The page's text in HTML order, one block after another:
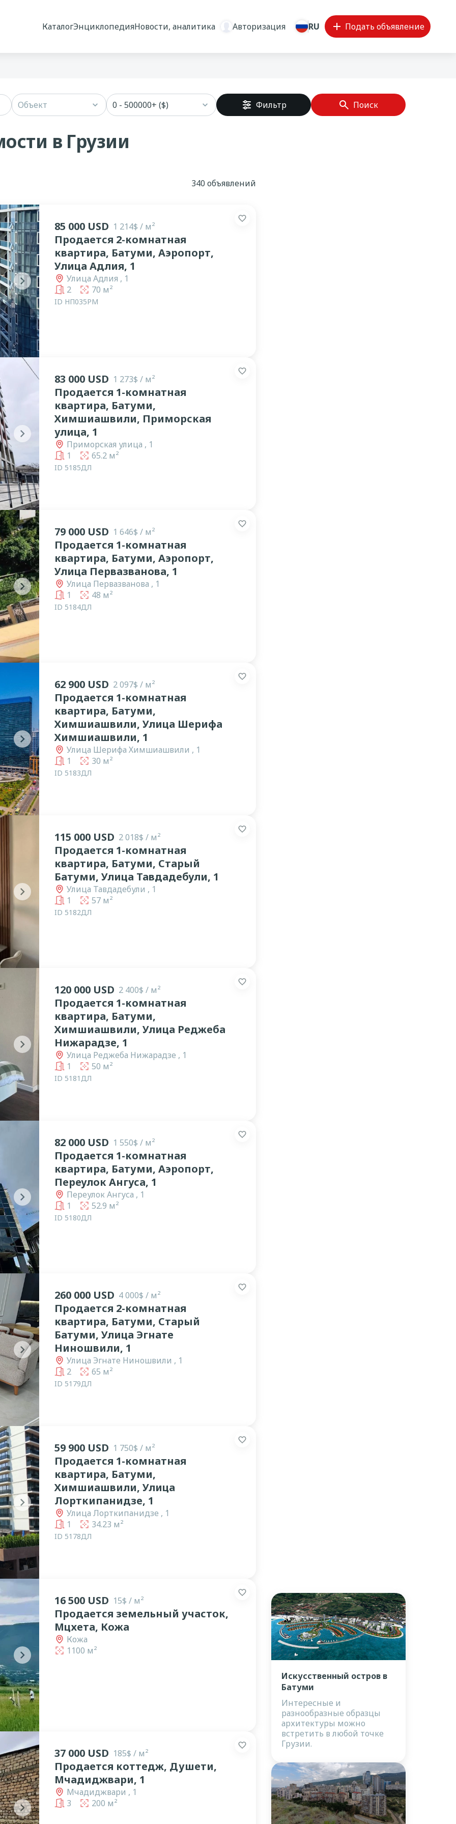
КаталогЭнциклопедияНовости, аналитика Авторизация RU Подать объявление
Объект 0 - 500000+ ($) Фильтр Поиск
в Грузии
340 объявлений
chevron_right
85 000 USD 1 214$ / м²
Продается 2-комнатная
квартира, Батуми, Аэропорт,
Улица Адлия, 1
Улица Адлия , 1
2
70 м²
ID НП035РМ
chevron_right
83 000 USD 1 273$ / м²
Продается 1-комнатная
квартира, Батуми,
Химшиашвили, Приморская
улица, 1
Приморская улица , 1
1
65.2 м²
ID 5185ДЛ
chevron_right
79 000 USD 1 646$ / м²
Продается 1-комнатная
квартира, Батуми, Аэропорт,
Улица Первазванова, 1
Улица Первазванова , 1
1
48 м²
ID 5184ДЛ
chevron_right
62 900 USD 2 097$ / м²
Продается 1-комнатная
квартира, Батуми,
Химшиашвили, Улица Шерифа
Химшиашвили, 1
Улица Шерифа Химшиашвили , 1
1
30 м²
ID 5183ДЛ
chevron_right
115 000 USD 2 018$ / м²
Продается 1-комнатная
квартира, Батуми, Старый
Батуми, Улица Тавдадебули, 1
Улица Тавдадебули , 1
1
57 м²
ID 5182ДЛ
chevron_right
120 000 USD 2 400$ / м²
Продается 1-комнатная
квартира, Батуми,
Химшиашвили, Улица Реджеба
Нижарадзе, 1
Улица Реджеба Нижарадзе , 1
1
50 м²
ID 5181ДЛ
chevron_right
82 000 USD 1 550$ / м²
Продается 1-комнатная
квартира, Батуми, Аэропорт,
Переулок Ангуса, 1
Переулок Ангуса , 1
1
52.9 м²
ID 5180ДЛ
chevron_right
260 000 USD 4 000$ / м²
Продается 2-комнатная
квартира, Батуми, Старый
Батуми, Улица Эгнате
Ниношвили, 1
Улица Эгнате Ниношвили , 1
2
65 м²
ID 5179ДЛ
chevron_right
59 900 USD 1 750$ / м²
Продается 1-комнатная
квартира, Батуми,
Химшиашвили, Улица
Лорткипанидзе, 1
Улица Лорткипанидзе , 1
1
34.23 м²
ID 5178ДЛ
chevron_right
16 500 USD 15$ / м²
Продается земельный участок,
Мцхета, Кожа
Кожа
1100 м²
chevron_right
37 000 USD 185$ / м²
Продается коттедж, Душети,
Мчадиджвари, 1
Мчадиджвари , 1
3
200 м²
Искусственный остров в
Батуми
Интересные и
разнообразные образцы
архитектуры можно
встретить в любой точке
Грузии.